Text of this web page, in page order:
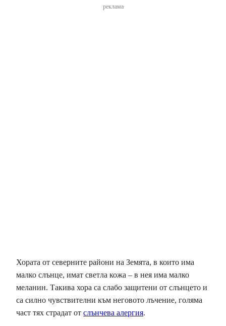
реклама
Хората от северните райони на Земята, в които има
малко слънце, имат светла кожа – в нея има малко
меланин. Такива хора са слабо защитени от слънцето и
са силно чувствителни към неговото лъчение, голяма
част тях страдат от слънчева алергия.